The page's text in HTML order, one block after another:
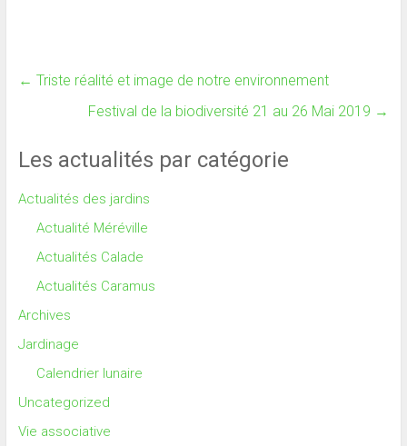
← Triste réalité et image de notre environnement
Festival de la biodiversité 21 au 26 Mai 2019 →
Les actualités par catégorie
Actualités des jardins
Actualité Méréville
Actualités Calade
Actualités Caramus
Archives
Jardinage
Calendrier lunaire
Uncategorized
Vie associative